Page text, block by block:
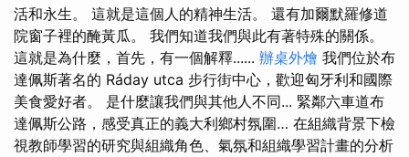
活和永生。 這就是這個人的精神生活。 還有加爾默羅修道
院窗子裡的醃黃瓜。 我們知道我們與此有著特殊的關係。
這就是為什麼，首先，有一個解釋...... 辦桌外燴 我們位於布
達佩斯著名的 Ráday utca 步行街中心，歡迎匈牙利和國際
美食愛好者。 是什麼讓我們與其他人不同... 緊鄰六車道布
達佩斯公路，感受真正的義大利鄉村氛圍… 在組織背景下檢
視教師學習的研究與組織角色、氣氛和組織學習計畫的分析